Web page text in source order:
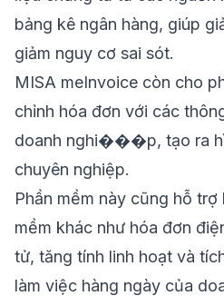
bảng kê ngân hàng, giúp
giảm nguy cơ sai sót.
MISA meInvoice còn cho
chỉnh hóa đơn với các
doanh nghi���p, tạo ra
chuyên nghiệp.
Phần mềm này cũng hỗ
mềm khác như hóa đơn
tử, tăng tính linh hoạt và
làm việc hàng ngày của